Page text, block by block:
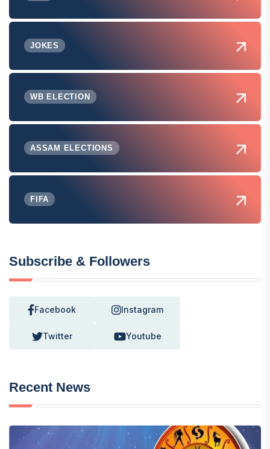
JOKES
WB ELECTION
ASSAM ELECTIONS
FIFA
Subscribe & Followers
Facebook Instagram
Twitter Youtube
Recent News